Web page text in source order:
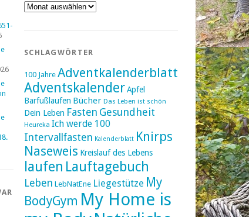
Archiv
SCHLAGWÖRTER
100 Jahre Adventkalenderblatt
AdventskalenderApfel
Barfußlaufen Bücher Das Leben ist schön
Dein Leben Fasten Gesundheit
Heureka Ich werde 100
Intervallfasten Kalenderblatt Knirps
Naseweis Kreislauf des Lebens
laufen Lauftagebuch
Leben LebNatEne Liegestütze My
BodyGym My Home is